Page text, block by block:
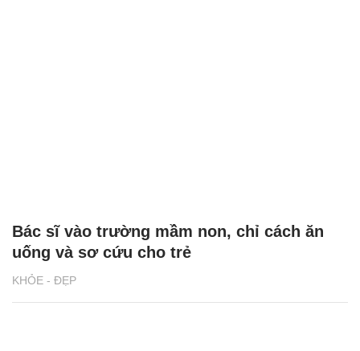
KHỎE - ĐẸP
Bác sĩ vào trường mầm non, chỉ cách ăn
uống và sơ cứu cho trẻ